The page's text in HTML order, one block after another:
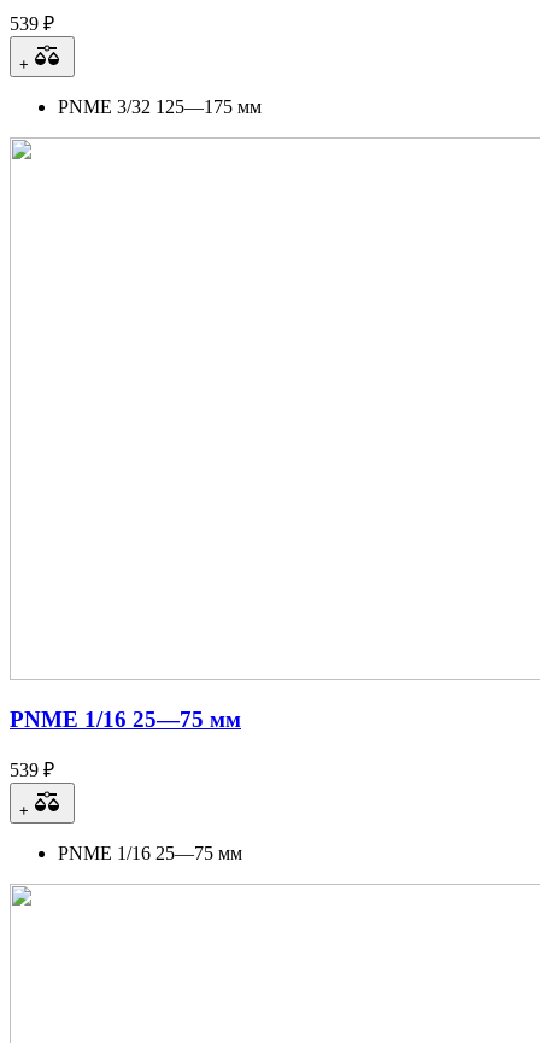
539 ₽
+
PNME 3/32 125—175 мм
PNME 1/16 25—75 мм
539 ₽
+
PNME 1/16 25—75 мм